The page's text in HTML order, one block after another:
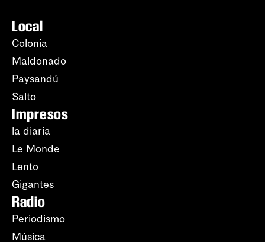
Local
Colonia
Maldonado
Paysandú
Salto
Impresos
la diaria
Le Monde
Lento
Gigantes
Radio
Periodismo
Música